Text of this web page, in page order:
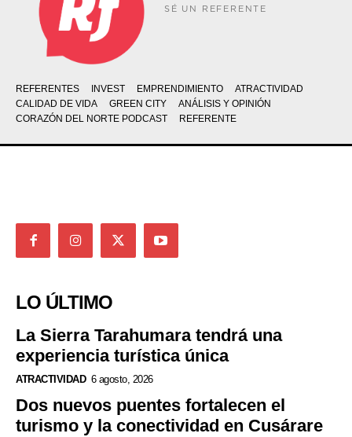
SÉ UN REFERENTE
REFERENTES INVEST EMPRENDIMIENTO
ATRACTIVIDAD
CALIDAD DE VIDA
GREEN CITY
ANÁLISIS Y OPINIÓN
CORAZÓN DEL NORTE PODCAST
REFERENTE
LO ÚLTIMO
La Sierra Tarahumara tendrá una
experiencia turística única
ATRACTIVIDAD 6 agosto, 2026
Dos nuevos puentes fortalecen el
turismo y la conectividad en Cusárare